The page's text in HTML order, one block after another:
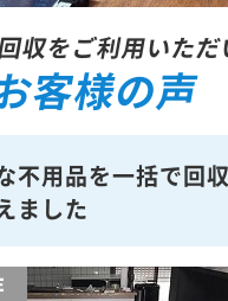
収をご利用いただ
客様の声
不用品を一括で回
ました